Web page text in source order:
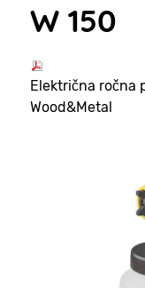
W 150
Električna ročna
Wood&Metal